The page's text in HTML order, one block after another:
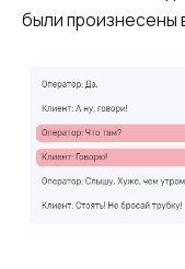
были произнесены